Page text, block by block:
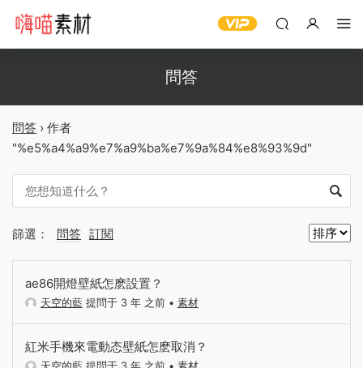
問答
問答 › 作者
"%e5%a4%a9%e7%a9%ba%e7%9a%84%e8%93%9d"
篩選： 問答 訂閱
ae86開燈壁紙怎麽設置？
天空的藍 提問于 3 年 之前 • 素材
紅米手機來電動态壁紙怎麽取消？